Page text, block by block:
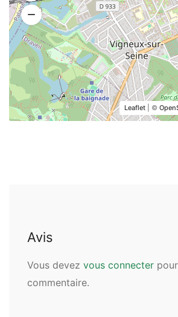
Leaflet | ©
Avis
Vous devez vous connecter
commentaire.